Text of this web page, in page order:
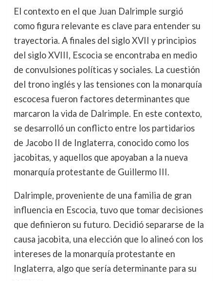
El contexto en el que Juan Dalrimple surgió
como figura relevante es clave para entender su
trayectoria. A finales del siglo XVII y principios
del siglo XVIII, Escocia se encontraba en medio
de convulsiones políticas y sociales. La cuestión
del trono inglés y las tensiones con la monarquía
escocesa fueron factores determinantes que
marcaron la vida de Dalrimple. En este contexto,
se desarrolló un conflicto entre los partidarios
de Jacobo II de Inglaterra, conocido como los
jacobitas, y aquellos que apoyaban a la nueva
monarquía protestante de Guillermo III.
Dalrimple, proveniente de una familia de gran
influencia en Escocia, tuvo que tomar decisiones
que definieron su futuro. Decidió separarse de la
causa jacobita, una elección que lo alineó con los
intereses de la monarquía protestante en
Inglaterra, algo que sería determinante para su